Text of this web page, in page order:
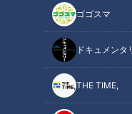
ゴゴスマ
ドキュメンタ
THE TIME,